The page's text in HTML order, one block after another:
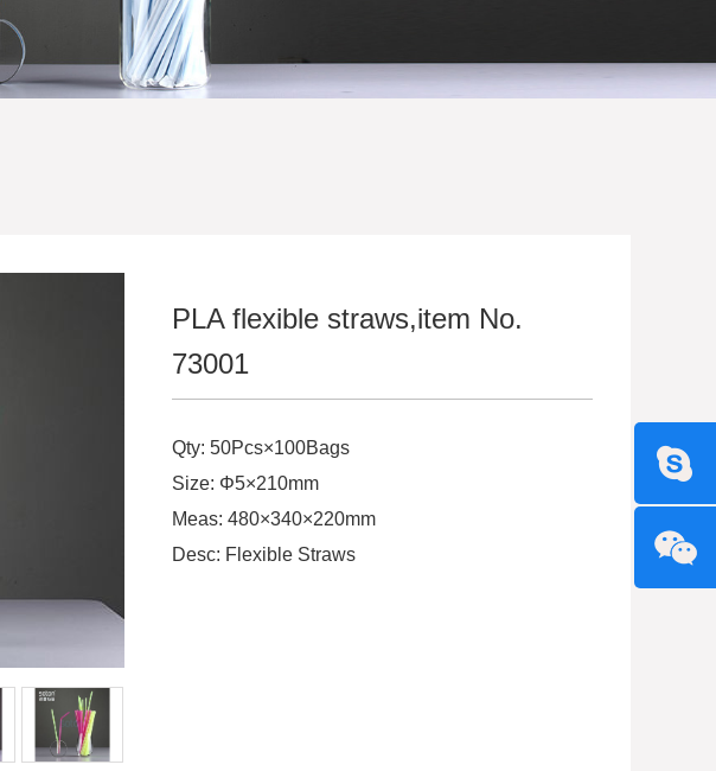
PLA flexible straws,item No.
73001
Qty: 50Pcs×100Bags
Size: Φ5×210mm
Meas: 480×340×220mm
Desc: Flexible Straws